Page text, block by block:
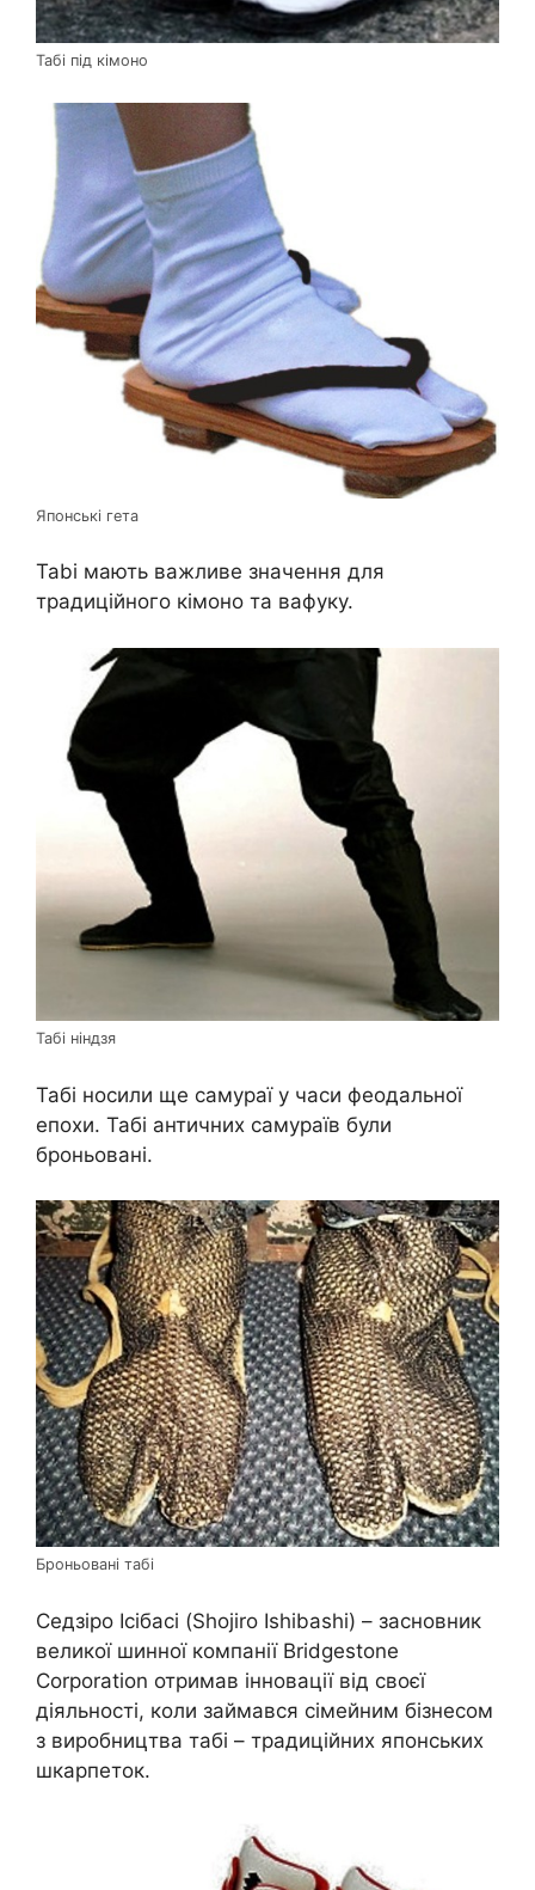
Табі під кімоно
Японські гета
Tabi мають важливе значення для
традиційного кімоно та вафуку.
Табі ніндзя
Табі носили ще самураї у часи феодальної
епохи. Табі античних самураїв були
броньовані.
Броньовані табі
Седзіро Ісібасі (Shojiro Ishibashi) – засновник
великої шинної компанії Bridgestone
Corporation отримав інновації від своєї
діяльності, коли займався сімейним бізнесом
з виробництва табі – традиційних японських
шкарпеток.